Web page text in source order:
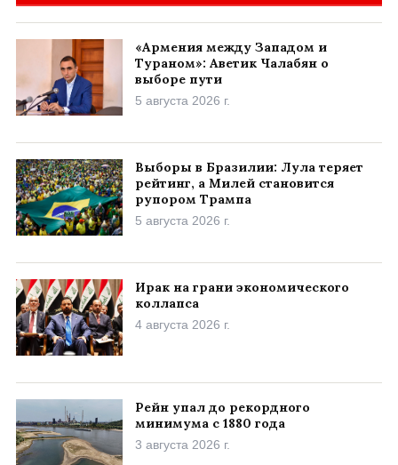
«Армения между Западом и
Тураном»: Аветик Чалабян о
выборе пути
5 августа 2026 г.
Выборы в Бразилии: Лула теряет
рейтинг, а Милей становится
рупором Трампа
5 августа 2026 г.
Ирак на грани экономического
коллапса
4 августа 2026 г.
Рейн упал до рекордного
минимума с 1880 года
3 августа 2026 г.